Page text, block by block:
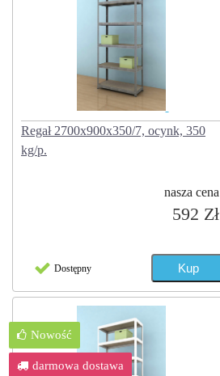
Regał 2700x900x350/7, ocynk, 350
kg/p.
nasza cena
592 Zł
Dostępny
Nowość
darmowa dostawa